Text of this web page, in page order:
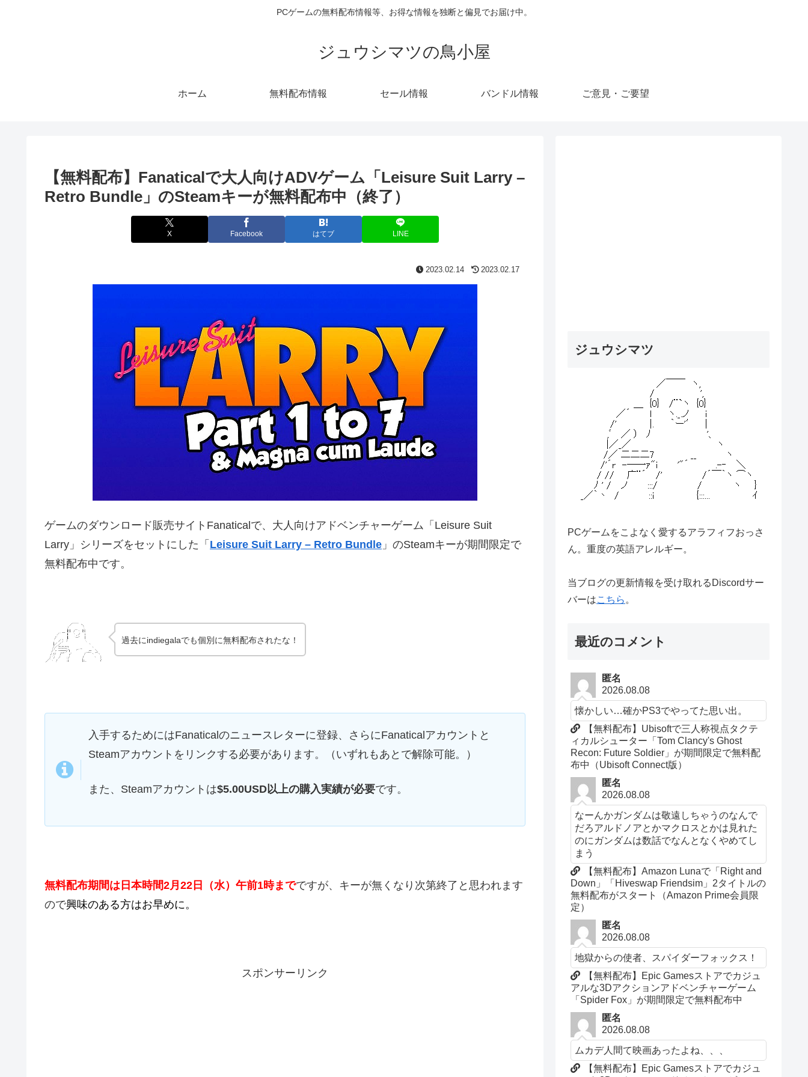
PCゲームの無料配布情報等、お得な情報を独断と偏見でお届け中。
ジュウシマツの鳥小屋
ホーム 無料配布情報 セール情報 バンドル情報 ご意見・ご要望
【無料配布】Fanaticalで大人向けADVゲーム「Leisure Suit Larry –
Retro Bundle」のSteamキーが無料配布中（終了）
X Facebook はてブ LINE
2023.02.14 2023.02.17
ゲームのダウンロード販売サイトFanaticalで、大人向けアドベンチャーゲーム「Leisure Suit
Larry」シリーズをセットにした「 Leisure Suit Larry – Retro Bundle 」のSteamキーが期間限定で
無料配布中です。
過去にindiegalaでも個別に無料配布されたな！
入手するためにはFanaticalのニュースレターに登録、さらにFanaticalアカウントと
Steamアカウントをリンクする必要があります。（いずれもあとで解除可能。）
また、Steamアカウントは$5.00USD以上の購入実績が必要です。
無料配布期間は日本時間2月22日（水）午前1時までですが、キーが無くなり次第終了と思われます
ので興味のある方はお早めに。
スポンサーリンク
ジュウシマツ
PCゲームをこよなく愛するアラフィフおっさ
ん。重度の英語アレルギー。
当ブログの更新情報を受け取れるDiscordサー
バーはこちら 。
最近のコメント
匿名
2026.08.08
懐かしい…確かPS3でやってた思い出。
【無料配布】Ubisoftで三人称視点タクテ
ィカルシューター「Tom Clancy's Ghost
Recon: Future Soldier」が期間限定で無料配
布中（Ubisoft Connect版）
匿名
2026.08.08
なーんかガンダムは敬遠しちゃうのなんで
だろアルドノアとかマクロスとかは見れた
のにガンダムは数話でなんとなくやめてし
まう
【無料配布】Amazon Lunaで「Right and
Down」「Hiveswap Friendsim」2タイトルの
無料配布がスタート（Amazon Prime会員限
定）
匿名
2026.08.08
地獄からの使者、スパイダーフォックス！
【無料配布】Epic Gamesストアでカジュ
アルな3Dアクションアドベンチャーゲーム
「Spider Fox」が期間限定で無料配布中
匿名
2026.08.08
ムカデ人間て映画あったよね、、、
【無料配布】Epic Gamesストアでカジュ